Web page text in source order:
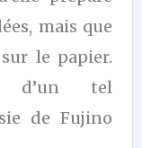
mais que
le papier.
d’un tel
de Fujino